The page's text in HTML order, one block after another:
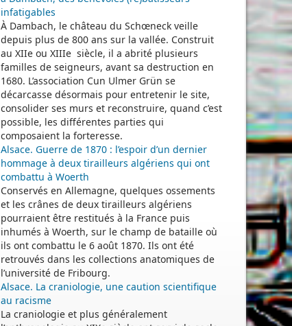
infatigables
À Dambach, le château du Schœneck veille
depuis plus de 800 ans sur la vallée. Construit
au XIIe ou XIIIe siècle, il a abrité plusieurs
familles de seigneurs, avant sa destruction en
1680. L’association Cun Ulmer Grün se
décarcasse désormais pour entretenir le site,
consolider ses murs et reconstruire, quand c’est
possible, les différentes parties qui
composaient la forteresse.
Alsace. Guerre de 1870 : l’espoir d’un dernier
hommage à deux tirailleurs algériens qui ont
combattu à Woerth
Conservés en Allemagne, quelques ossements
et les crânes de deux tirailleurs algériens
pourraient être restitués à la France puis
inhumés à Woerth, sur le champ de bataille où
ils ont combattu le 6 août 1870. Ils ont été
retrouvés dans les collections anatomiques de
l’université de Fribourg.
Alsace. La craniologie, une caution scientifique
au racisme
La craniologie et plus généralement